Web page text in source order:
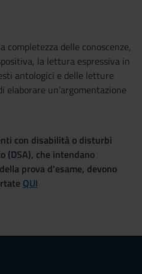
completezza delle conoscenze,
la lettura espressiva in
antologici e delle letture
elaborare un’argomentazione
con disabilità o disturbi
(DSA), che intendano
prova d'esame, devono
QUI